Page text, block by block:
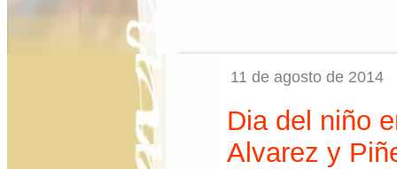
11 de agosto de 2014
Dia del niño
Alvarez y